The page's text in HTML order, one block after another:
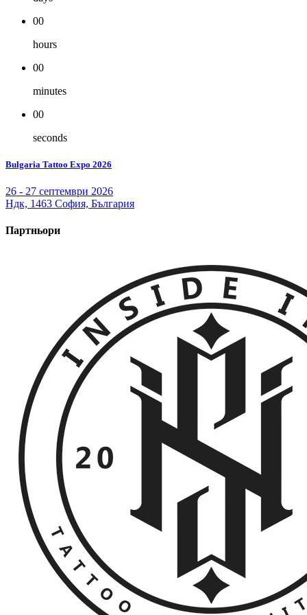
00
hours
00
minutes
00
seconds
Bulgaria Tattoo Expo 2026
26 - 27 септември 2026
Ндк, 1463 София, България
Партньори